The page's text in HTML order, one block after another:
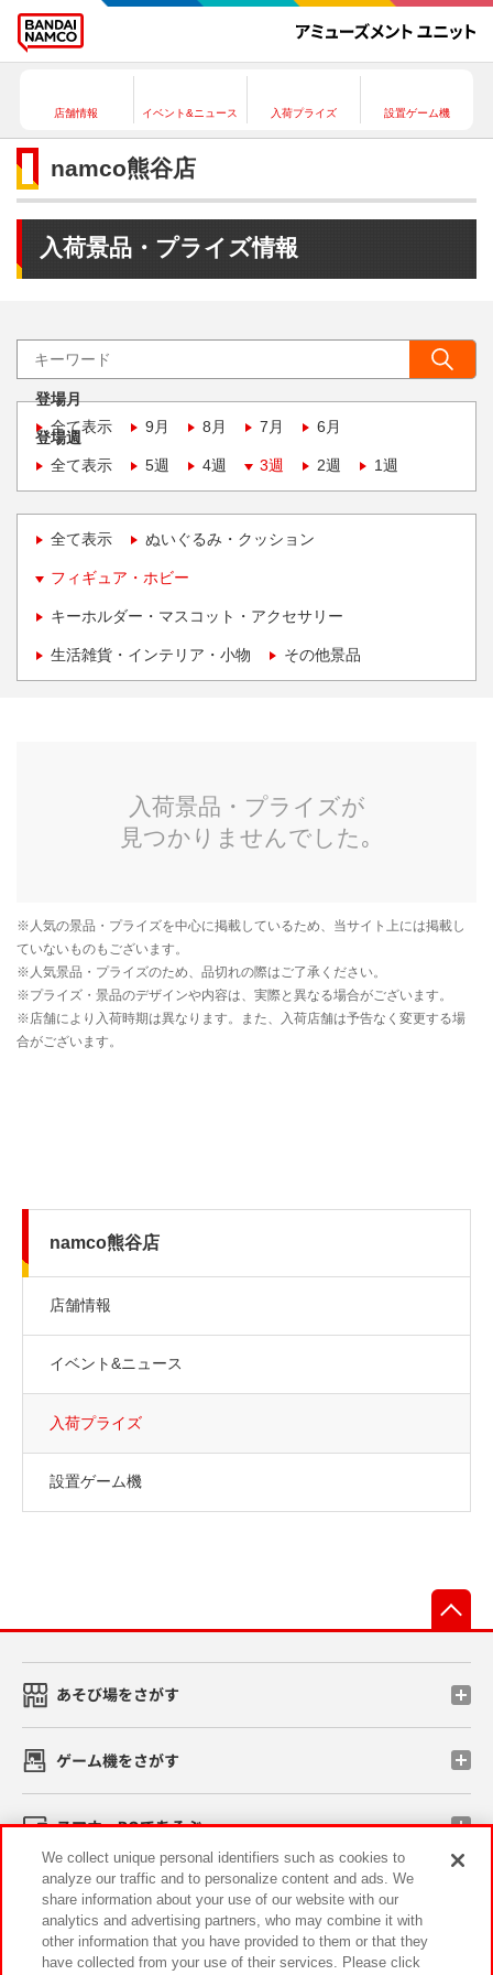
店舗情報 イベント&ニュース 入荷プライズ 設置ゲーム機
namco熊谷店
入荷景品・プライズ情報
登場月
全て表示
9月 8月 7月 6月
登場週
全て表示
5週 4週 3週 2週 1週
全て表示 ぬいぐるみ・クッション
フィギュア・ホビー
キーホルダー・マスコット・アクセサリー
生活雑貨・インテリア・小物 その他景品
namco熊谷店
店舗情報
イベント&ニュース
入荷プライズ
設置ゲーム機
あそび場をさがす
ゲーム機をさがす
スマホ・PCであそぶ
イベント・キャンペーン
We collect unique personal identifiers such as cookies to
analyze our traffic and to personalize content and ads. We
share information about your use of our website with our
analytics and advertising partners, who may combine it with
other information that you have provided to them or that they
have collected from your use of their services. Please click